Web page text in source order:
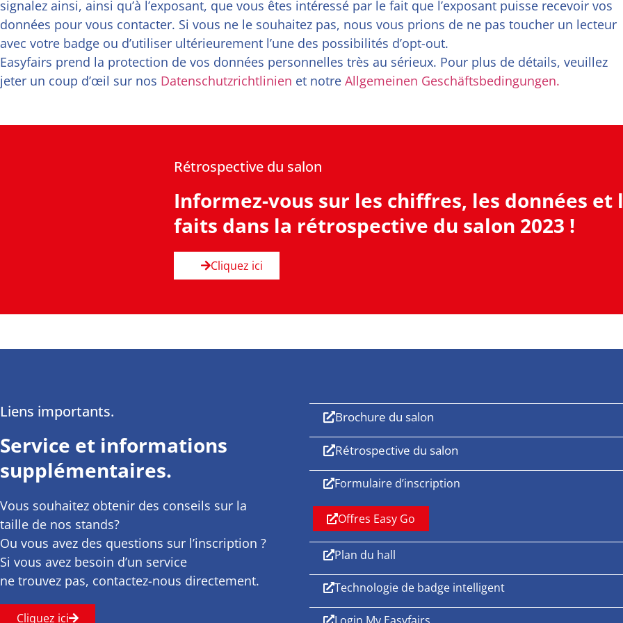
signalez ainsi, ainsi qu’à l’exposant, que vous êtes intéressé par le fait que l’exposant puisse recevoir vos
données pour vous contacter. Si vous ne le souhaitez pas, nous vous prions de ne pas toucher un lecteur
avec votre badge ou d’utiliser ultérieurement l’une des possibilités d’opt-out.
Easyfairs prend la protection de vos données personnelles très au sérieux. Pour plus de détails, veuillez
jeter un coup d’œil sur nos Datenschutzrichtlinien et notre Allgemeinen Geschäftsbedingungen.
Rétrospective du salon
Informez-vous sur les chiffres, les données et
faits dans la rétrospective du salon 2023 !
Cliquez ici
Liens importants.
Service et informations
supplémentaires.
Vous souhaitez obtenir des conseils sur la
taille de nos stands?
Ou vous avez des questions sur l’inscription ?
Si vous avez besoin d’un service
ne trouvez pas, contactez-nous directement.
Cliquez ici
Brochure du salon
Rétrospective du salon
Formulaire d’inscription
Offres Easy Go
Plan du hall
Technologie de badge intelligent